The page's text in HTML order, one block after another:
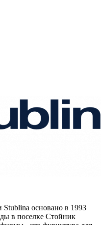
основано в 1993
в поселке Стойник